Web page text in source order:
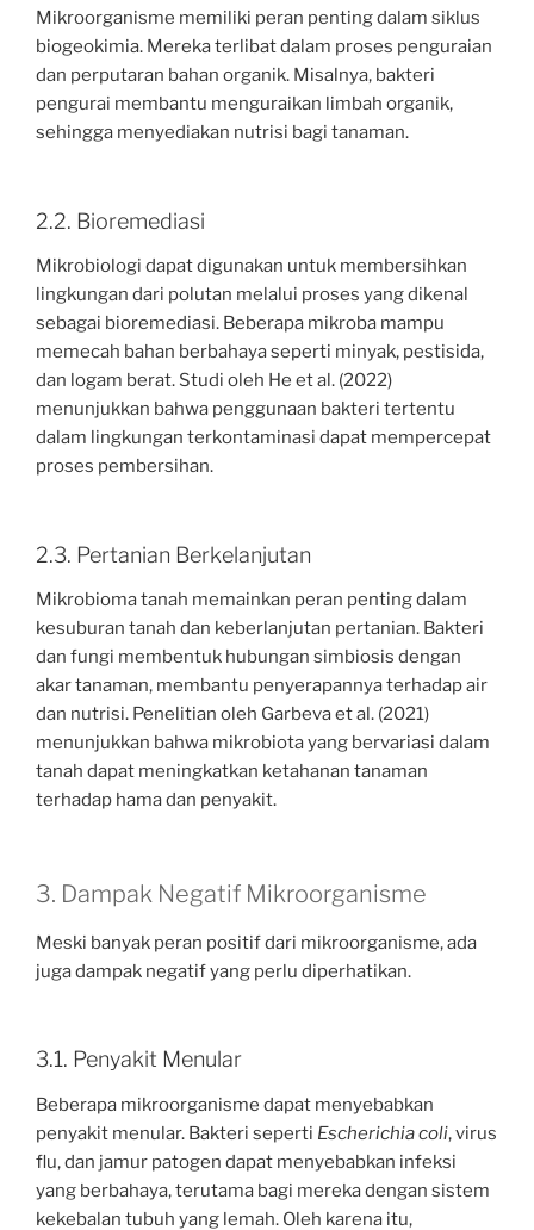
Mikroorganisme memiliki peran penting dalam siklus
biogeokimia. Mereka terlibat dalam proses penguraian
dan perputaran bahan organik. Misalnya, bakteri
pengurai membantu menguraikan limbah organik,
sehingga menyediakan nutrisi bagi tanaman.
2.2. Bioremediasi
Mikrobiologi dapat digunakan untuk membersihkan
lingkungan dari polutan melalui proses yang dikenal
sebagai bioremediasi. Beberapa mikroba mampu
memecah bahan berbahaya seperti minyak, pestisida,
dan logam berat. Studi oleh He et al. (2022)
menunjukkan bahwa penggunaan bakteri tertentu
dalam lingkungan terkontaminasi dapat mempercepat
proses pembersihan.
2.3. Pertanian Berkelanjutan
Mikrobioma tanah memainkan peran penting dalam
kesuburan tanah dan keberlanjutan pertanian. Bakteri
dan fungi membentuk hubungan simbiosis dengan
akar tanaman, membantu penyerapannya terhadap air
dan nutrisi. Penelitian oleh Garbeva et al. (2021)
menunjukkan bahwa mikrobiota yang bervariasi dalam
tanah dapat meningkatkan ketahanan tanaman
terhadap hama dan penyakit.
3. Dampak Negatif Mikroorganisme
Meski banyak peran positif dari mikroorganisme, ada
juga dampak negatif yang perlu diperhatikan.
3.1. Penyakit Menular
Beberapa mikroorganisme dapat menyebabkan
penyakit menular. Bakteri seperti Escherichia coli, virus
flu, dan jamur patogen dapat menyebabkan infeksi
yang berbahaya, terutama bagi mereka dengan sistem
kekebalan tubuh yang lemah. Oleh karena itu,